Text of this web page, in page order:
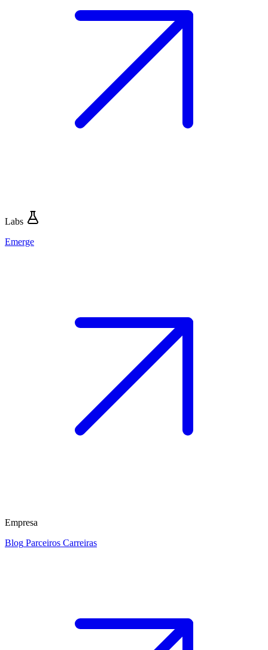
Labs
Emerge
Empresa
Blog Parceiros Carreiras